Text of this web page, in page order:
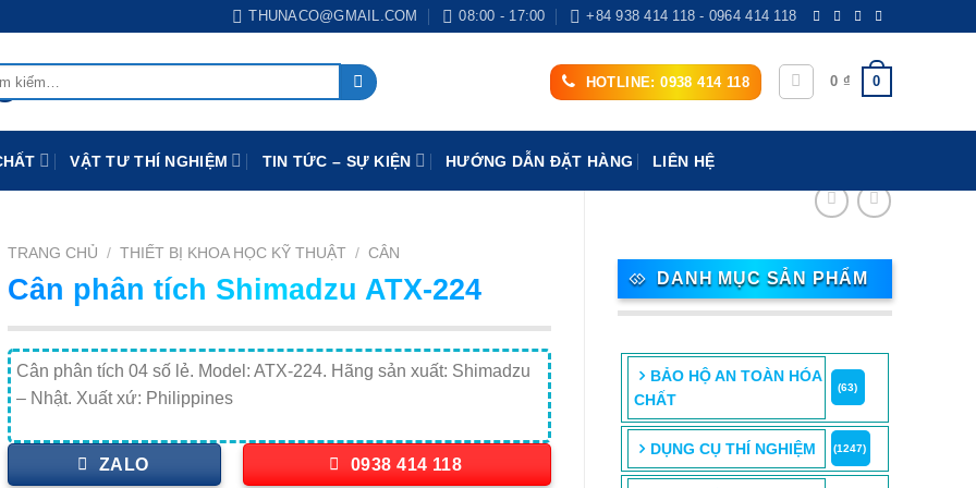
THUNACO@GMAIL.COM 08:00 - 17:00 +84 938 414 118 - 0964 414 118
HOTLINE: 0938 414 118 0 ₫ 0
VẬT TƯ THÍ NGHIỆM TIN TỨC – SỰ KIỆN HƯỚNG DẪN ĐẶT HÀNG LIÊN HỆ
DANH MỤC SẢN PHẨM
BẢO HỘ AN TOÀN HÓA
CHẤT
(63)
DỤNG CỤ THÍ NGHIỆM (1247)
TRANG CHỦ / THIẾT BỊ KHOA HỌC KỸ THUẬT / CÂN
Cân phân tích Shimadzu ATX-224
Cân phân tích 04 số lẻ. Model: ATX-224. Hãng sản xuất: Shimadzu
– Nhật. Xuất xứ: Philippines
ZALO 0938 414 118